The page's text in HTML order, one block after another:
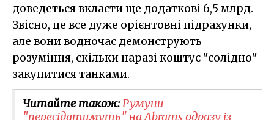
доведеться вкласти ще додаткові 6,5 млрд.
Звісно, це все дуже орієнтовні підрахунки,
але вони водночас демонструють
розуміння, скільки наразі коштує "солідно"
закупитися танками.
Читайте також:Румуни
"пересідатимуть" на Abrams одразу із